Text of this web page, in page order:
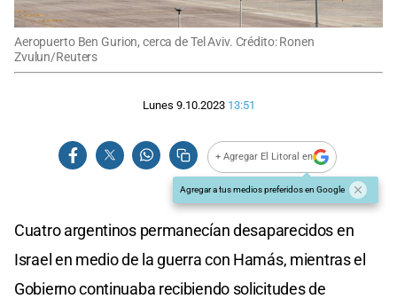
Aeropuerto Ben Gurion, cerca de Tel Aviv. Crédito: Ronen
Zvulun/Reuters
Lunes 9.10.2023 13:51
+ Agregar El Litoral en
Agregar a tus medios preferidos en Google
Cuatro argentinos permanecían desaparecidos en
Israel en medio de la guerra con Hamás, mientras el
Gobierno continuaba recibiendo solicitudes de